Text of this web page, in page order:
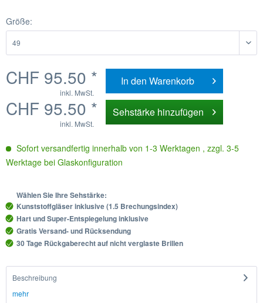
Größe:
CHF 95.50 *
inkl. MwSt.
In den Warenkorb
CHF 95.50 *
inkl. MwSt.
Sehstärke hinzufügen
Sofort versandfertig innerhalb von 1-3 Werktagen , zzgl. 3-5
Werktage bei Glaskonfiguration
Wählen Sie Ihre Sehstärke:
Kunststoffgläser inklusive (1.5 Brechungsindex)
Hart und Super-Entspiegelung inklusive
Gratis Versand- und Rücksendung
30 Tage Rückgaberecht auf nicht verglaste Brillen
Beschreibung
mehr